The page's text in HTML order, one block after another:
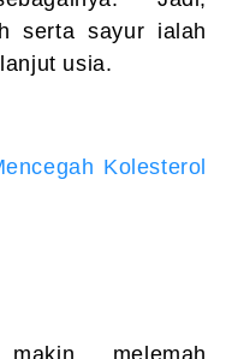
serta sayur ialah
usia.
Kolesterol
melemah